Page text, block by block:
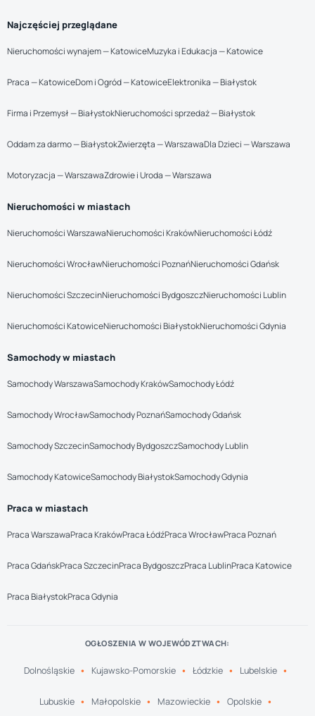
Najczęściej przeglądane
Nieruchomości wynajem — KatowiceMuzyka i Edukacja — Katowice
Praca — KatowiceDom i Ogród — KatowiceElektronika — Białystok
Firma i Przemysł — BiałystokNieruchomości sprzedaż — Białystok
Oddam za darmo — BiałystokZwierzęta — WarszawaDla Dzieci — Warszawa
Motoryzacja — WarszawaZdrowie i Uroda — Warszawa
Nieruchomości w miastach
Nieruchomości WarszawaNieruchomości KrakówNieruchomości Łódź
Nieruchomości WrocławNieruchomości PoznańNieruchomości Gdańsk
Nieruchomości SzczecinNieruchomości BydgoszczNieruchomości Lublin
Nieruchomości KatowiceNieruchomości BiałystokNieruchomości Gdynia
Samochody w miastach
Samochody WarszawaSamochody KrakówSamochody Łódź
Samochody WrocławSamochody PoznańSamochody Gdańsk
Samochody SzczecinSamochody BydgoszczSamochody Lublin
Samochody KatowiceSamochody BiałystokSamochody Gdynia
Praca w miastach
Praca WarszawaPraca KrakówPraca ŁódźPraca WrocławPraca Poznań
Praca GdańskPraca SzczecinPraca BydgoszczPraca LublinPraca Katowice
Praca BiałystokPraca Gdynia
OGŁOSZENIA W WOJEWÓDZTWACH:
Dolnośląskie Kujawsko-Pomorskie Łódzkie Lubelskie
Lubuskie Małopolskie Mazowieckie Opolskie